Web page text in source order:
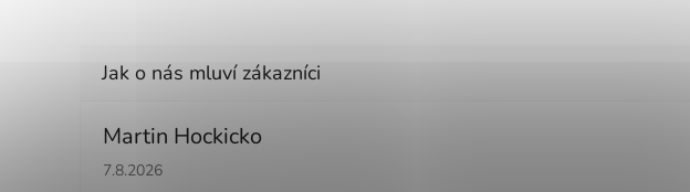
Martin Hockicko
Hodnocení obchodu je 5 z 5 hvězdiček.
7.8.2026